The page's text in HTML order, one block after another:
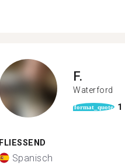
F.
Waterford
format_quote 1
FLIESSEND
Spanisch